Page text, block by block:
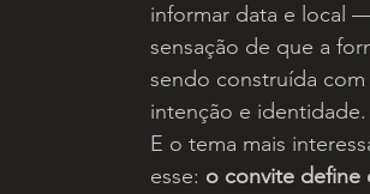
informar data e local
sensação de que a
sendo construída
intenção e identidade.
E o tema mais
esse: o convite define